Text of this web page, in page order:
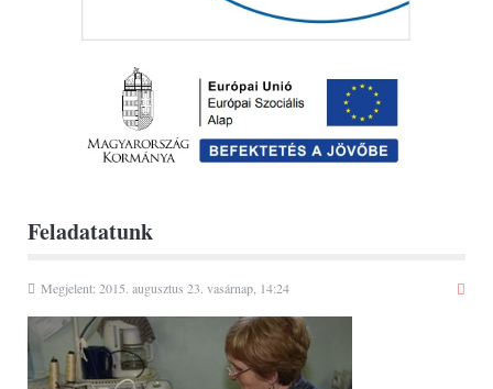
Feladatatunk
Megjelent: 2015. augusztus 23. vasárnap, 14:24